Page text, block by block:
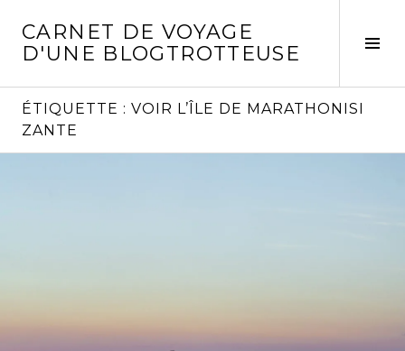
contenu
CARNET DE VOYAGE
D'UNE BLOGTROTTEUSE
ÉTIQUETTE : VOIR L’ÎLE DE MARATHONISI
ZANTE